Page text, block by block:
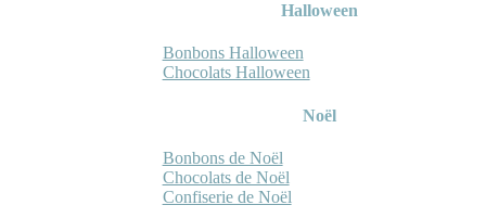
Halloween
Bonbons Halloween
Chocolats Halloween
Noël
Bonbons de Noël
Chocolats de Noël
Confiserie de Noël